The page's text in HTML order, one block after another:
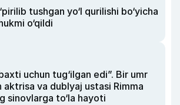
tushgan yo‘l qurilishi bo‘yicha
o‘qildi
uchun tug‘ilgan edi”. Bir umr
va dublyaj ustasi Rimma
sinovlarga to‘la hayoti